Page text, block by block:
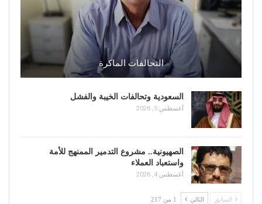
التحالفات الماكرة
السعودية وتحالفات الخيبة والفشل
أغسطس 5, 2026
الصهيونية.. مشروع التدمير الممنهج للأمة
واستعباد العملاء
أغسطس 4, 2026
السابق التالي 1 من 217